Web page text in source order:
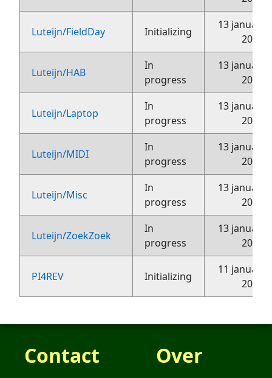
Luteijn/FieldDay Initializing
13 januari
2016
Luteijn/HAB
In
progress
13 januari
2016
Luteijn/Laptop
In
progress
13 januari
2016
Luteijn/MIDI
In
progress
13 januari
2016
Luteijn/Misc
In
progress
13 januari
2016
Luteijn/ZoekZoek
In
progress
13 januari
2016
PI4REV Initializing
11 januari
2016
Contact Over